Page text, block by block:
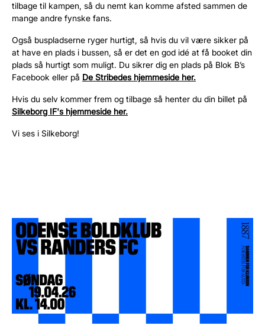
tilbage til kampen, så du nemt kan komme afsted sammen de
mange andre fynske fans.
Også buspladserne ryger hurtigt, så hvis du vil være sikker på
at have en plads i bussen, så er det en god idé at få booket din
plads så hurtigt som muligt. Du sikrer dig en plads på Blok B’s
Facebook eller på De Stribedes hjemmeside her.
Hvis du selv kommer frem og tilbage så henter du din billet på
Silkeborg IF's hjemmeside her.
Vi ses i Silkeborg!